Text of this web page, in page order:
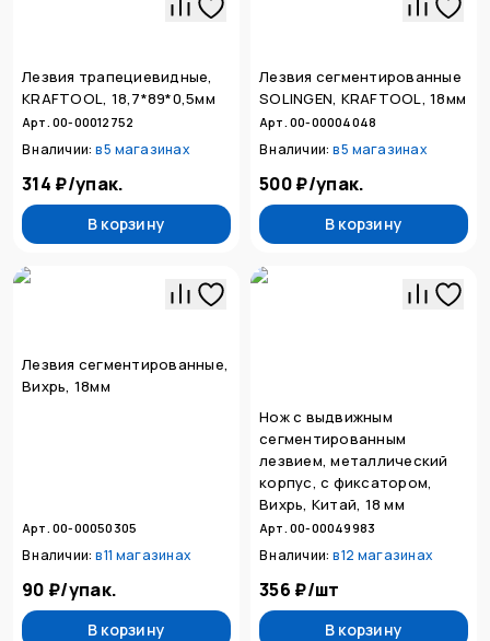
Лезвия трапециевидные,
KRAFTOOL, 18,7*89*0,5мм
Арт. 00-00012752
В наличии: в5 магазинах
314 ₽/упак.
В корзину
Лезвия сегментированные
SOLINGEN, KRAFTOOL, 18мм
Арт. 00-00004048
В наличии: в5 магазинах
500 ₽/упак.
В корзину
Лезвия сегментированные,
Вихрь, 18мм
Арт. 00-00050305
В наличии: в11 магазинах
90 ₽/упак.
В корзину
Нож с выдвижным
сегментированным
лезвием, металлический
корпус, с фиксатором,
Вихрь, Китай, 18 мм
Арт. 00-00049983
В наличии: в12 магазинах
356 ₽/шт
В корзину